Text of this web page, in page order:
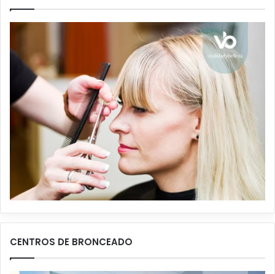
CENTROS DE BRONCEADO